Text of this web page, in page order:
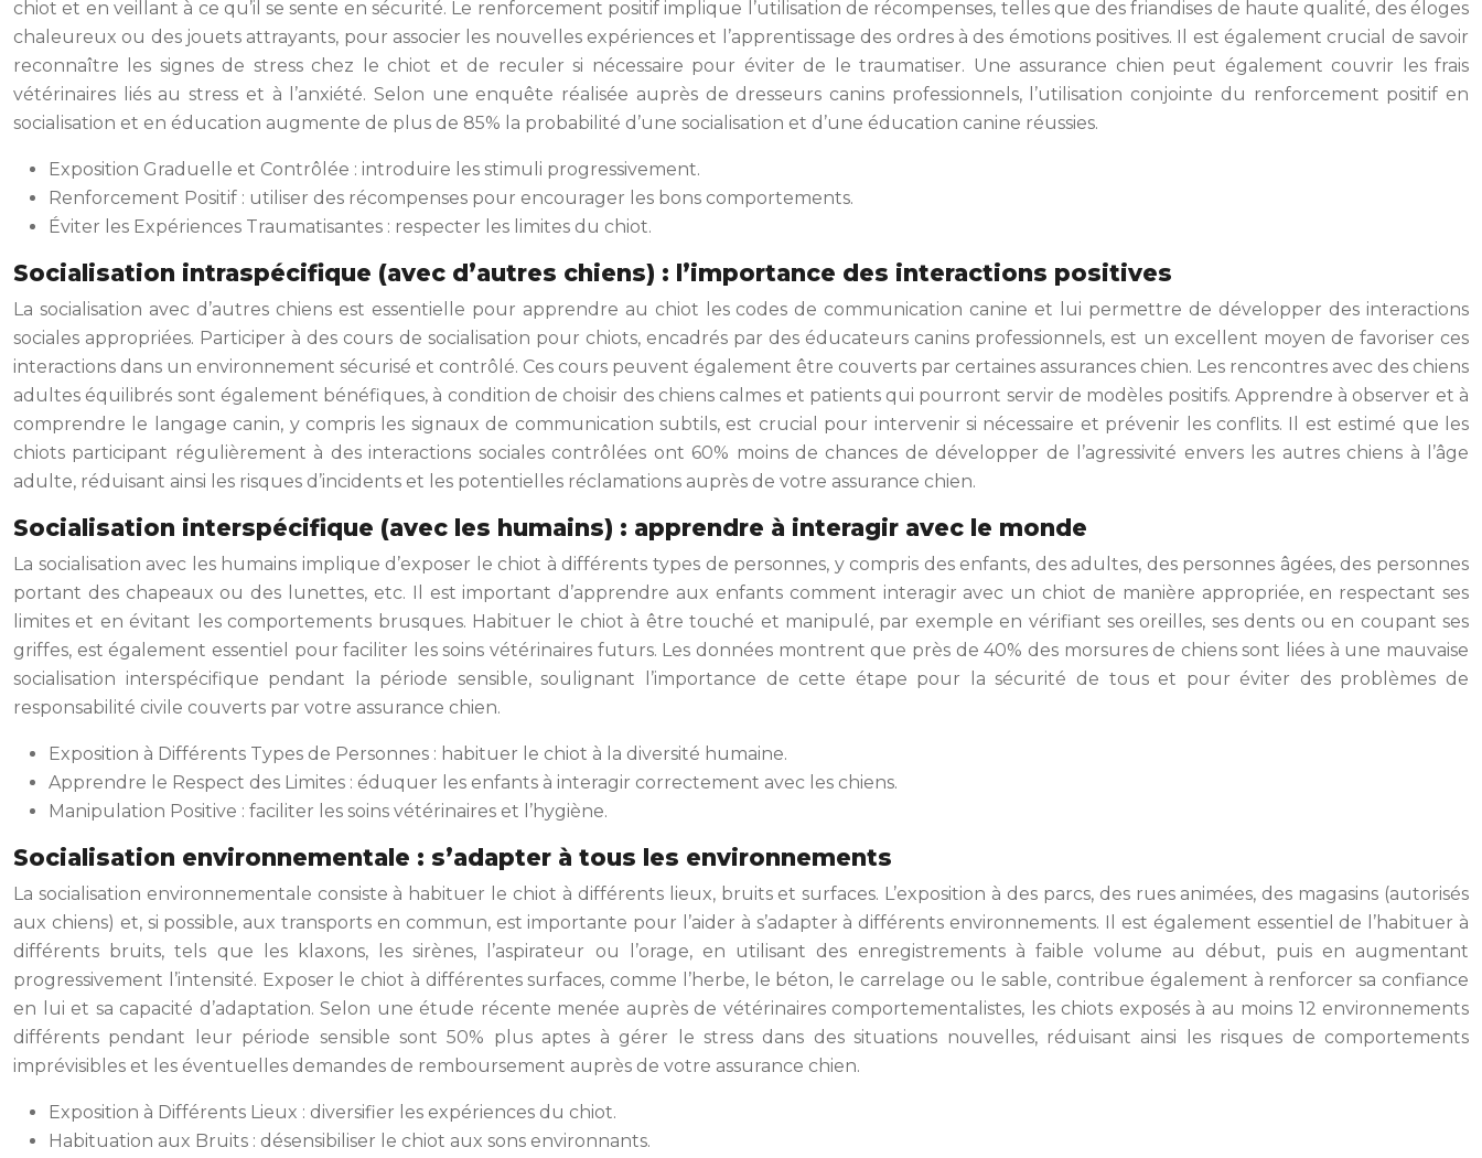
chiot et en veillant à ce qu’il se sente en sécurité. Le renforcement positif implique l’utilisation de récompenses, telles que des friandises de haute qualité, des éloges
chaleureux ou des jouets attrayants, pour associer les nouvelles expériences et l’apprentissage des ordres à des émotions positives. Il est également crucial de savoir
reconnaître les signes de stress chez le chiot et de reculer si nécessaire pour éviter de le traumatiser. Une assurance chien peut également couvrir les frais
vétérinaires liés au stress et à l’anxiété. Selon une enquête réalisée auprès de dresseurs canins professionnels, l’utilisation conjointe du renforcement positif en
socialisation et en éducation augmente de plus de 85% la probabilité d’une socialisation et d’une éducation canine réussies.
Exposition Graduelle et Contrôlée : introduire les stimuli progressivement.
Renforcement Positif : utiliser des récompenses pour encourager les bons comportements.
Éviter les Expériences Traumatisantes : respecter les limites du chiot.
Socialisation intraspécifique (avec d’autres chiens) : l’importance des interactions positives
La socialisation avec d’autres chiens est essentielle pour apprendre au chiot les codes de communication canine et lui permettre de développer des interactions
sociales appropriées. Participer à des cours de socialisation pour chiots, encadrés par des éducateurs canins professionnels, est un excellent moyen de favoriser ces
interactions dans un environnement sécurisé et contrôlé. Ces cours peuvent également être couverts par certaines assurances chien. Les rencontres avec des chiens
adultes équilibrés sont également bénéfiques, à condition de choisir des chiens calmes et patients qui pourront servir de modèles positifs. Apprendre à observer et à
comprendre le langage canin, y compris les signaux de communication subtils, est crucial pour intervenir si nécessaire et prévenir les conflits. Il est estimé que les
chiots participant régulièrement à des interactions sociales contrôlées ont 60% moins de chances de développer de l’agressivité envers les autres chiens à l’âge
adulte, réduisant ainsi les risques d’incidents et les potentielles réclamations auprès de votre assurance chien.
Socialisation interspécifique (avec les humains) : apprendre à interagir avec le monde
La socialisation avec les humains implique d’exposer le chiot à différents types de personnes, y compris des enfants, des adultes, des personnes âgées, des personnes
portant des chapeaux ou des lunettes, etc. Il est important d’apprendre aux enfants comment interagir avec un chiot de manière appropriée, en respectant ses
limites et en évitant les comportements brusques. Habituer le chiot à être touché et manipulé, par exemple en vérifiant ses oreilles, ses dents ou en coupant ses
griffes, est également essentiel pour faciliter les soins vétérinaires futurs. Les données montrent que près de 40% des morsures de chiens sont liées à une mauvaise
socialisation interspécifique pendant la période sensible, soulignant l’importance de cette étape pour la sécurité de tous et pour éviter des problèmes de
responsabilité civile couverts par votre assurance chien.
Exposition à Différents Types de Personnes : habituer le chiot à la diversité humaine.
Apprendre le Respect des Limites : éduquer les enfants à interagir correctement avec les chiens.
Manipulation Positive : faciliter les soins vétérinaires et l’hygiène.
Socialisation environnementale : s’adapter à tous les environnements
La socialisation environnementale consiste à habituer le chiot à différents lieux, bruits et surfaces. L’exposition à des parcs, des rues animées, des magasins (autorisés
aux chiens) et, si possible, aux transports en commun, est importante pour l’aider à s’adapter à différents environnements. Il est également essentiel de l’habituer à
différents bruits, tels que les klaxons, les sirènes, l’aspirateur ou l’orage, en utilisant des enregistrements à faible volume au début, puis en augmentant
progressivement l’intensité. Exposer le chiot à différentes surfaces, comme l’herbe, le béton, le carrelage ou le sable, contribue également à renforcer sa confiance
en lui et sa capacité d’adaptation. Selon une étude récente menée auprès de vétérinaires comportementalistes, les chiots exposés à au moins 12 environnements
différents pendant leur période sensible sont 50% plus aptes à gérer le stress dans des situations nouvelles, réduisant ainsi les risques de comportements
imprévisibles et les éventuelles demandes de remboursement auprès de votre assurance chien.
Exposition à Différents Lieux : diversifier les expériences du chiot.
Habituation aux Bruits : désensibiliser le chiot aux sons environnants.